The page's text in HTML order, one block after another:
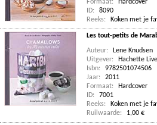
Formaat:
Hardcover
ID:
8090
Reeks:
Koken met je
Les tout-petits de
Auteur:
Lene Knudsen
Uitgever:
Hachette
Isbn:
9782501074506
Jaar:
2011
Formaat:
Hardcover
ID:
7001
Reeks:
Koken met je
Ruilwaarde:
1,00 €